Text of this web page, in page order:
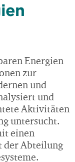
Energien
zur
und
und
Aktivitäten
untersucht.
einen
der Abteilung